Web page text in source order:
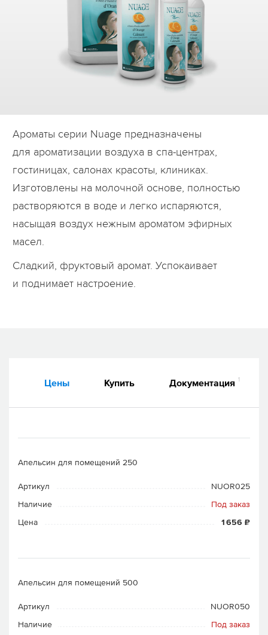
Ароматы серии Nuage предназначены
для ароматизации воздуха в спа-центрах,
гостиницах, салонах красоты, клиниках.
Изготовлены на молочной основе, полностью
растворяются в воде и легко испаряются,
насыщая воздух нежным ароматом эфирных
масел.
Сладкий, фруктовый аромат. Успокаивает
и поднимает настроение.
Цены Купить Документация 1
Апельсин для помещений 250
Артикул
NUOR025
Наличие
Под заказ
Цена
1 656 ₽
Апельсин для помещений 500
Артикул
NUOR050
Наличие
Под заказ